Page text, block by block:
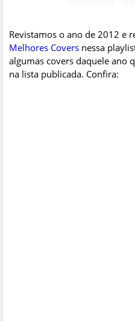
Revistamos o ano de 2012 e
Melhores Covers nessa
algumas covers daquele ano
na lista publicada. Confira: